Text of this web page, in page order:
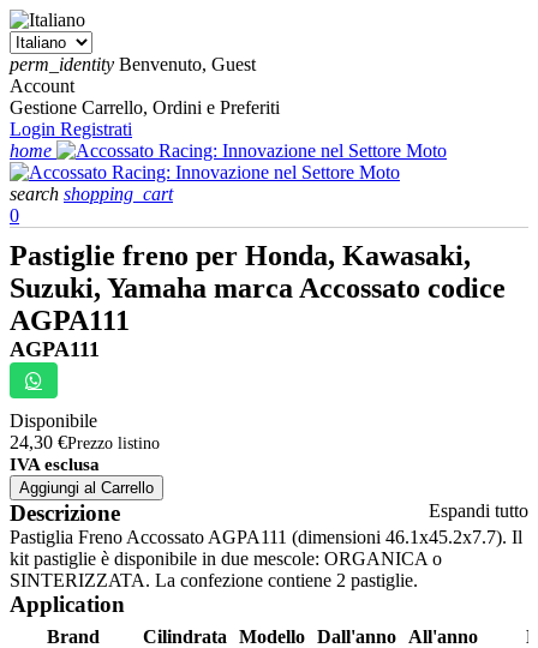
perm_identity Benvenuto, Guest
Account
Gestione Carrello, Ordini e Preferiti
Login Registrati
home
search shopping_cart
0
Pastiglie freno per Honda, Kawasaki,
Suzuki, Yamaha marca Accossato codice
AGPA111
AGPA111
Disponibile
24,30 €Prezzo listino
IVA esclusa
Aggiungi al Carrello
Espandi tutto
Descrizione
Pastiglia Freno Accossato AGPA111 (dimensioni 46.1x45.2x7.7). Il
kit pastiglie è disponibile in due mescole: ORGANICA o
SINTERIZZATA. La confezione contiene 2 pastiglie.
Application
Brand Cilindrata Modello Dall'anno All'anno